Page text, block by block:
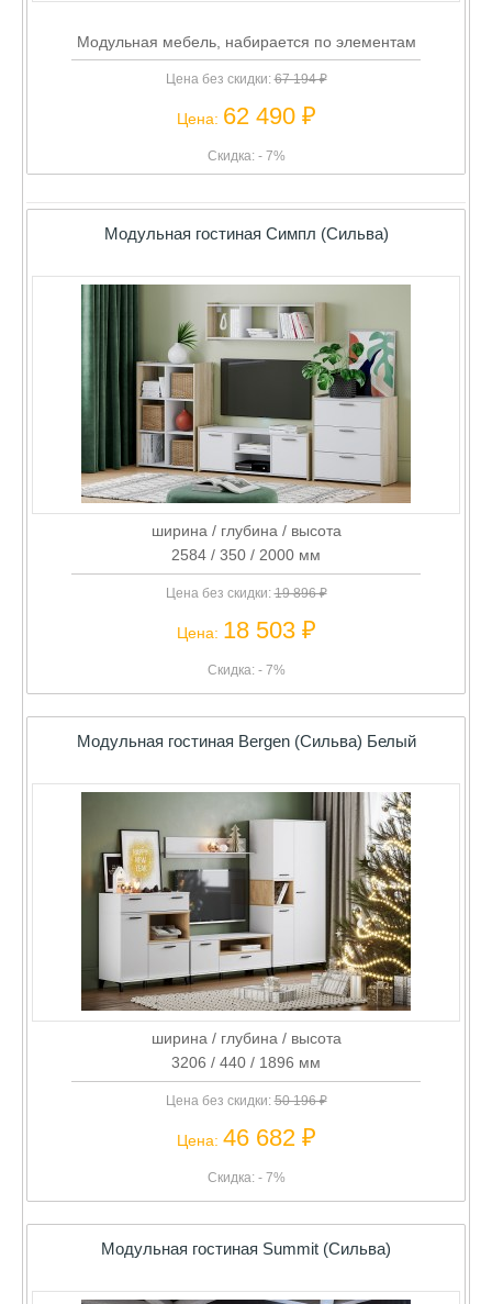
Модульная мебель, набирается по элементам
Цена без скидки:67 194 ₽
Цена: 62 490 ₽
Скидка: - 7%
Модульная гостиная Симпл (Сильва)
ширина / глубина / высота
2584 / 350 / 2000 мм
Цена без скидки:19 896 ₽
Цена: 18 503 ₽
Скидка: - 7%
Модульная гостиная Bergen (Сильва) Белый
ширина / глубина / высота
3206 / 440 / 1896 мм
Цена без скидки:50 196 ₽
Цена: 46 682 ₽
Скидка: - 7%
Модульная гостиная Summit (Сильва)